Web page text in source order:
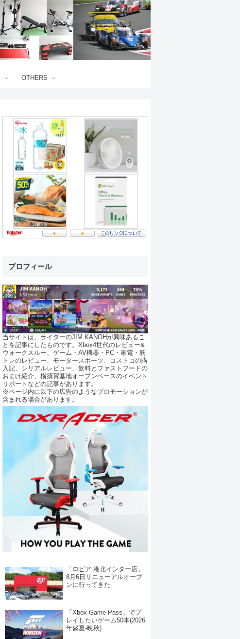
OTHERS
プロフィール
当サイトは、ライターのJIM KANOHが興味あるこ
とを記事にしたものです。Xbox4世代のレビュー&
ウォークスルー、ゲーム・AV機器・PC・家電・筋
トレのレビュー、モータースポーツ、コストコの購
入記、シリアルレビュー、飲料とファストフードの
おまけ紹介、横須賀基地オープンベースのイベント
リポートなどの記事があります。
※ページ内に以下の広告のようなプロモーションが
含まれる場合があります。
「ロピア 港北インター店」
8月6日リニューアルオープ
ンに行ってきた
「Xbox Game Pass」でプ
レイしたいゲーム50本(2026
年盛夏-晩秋)